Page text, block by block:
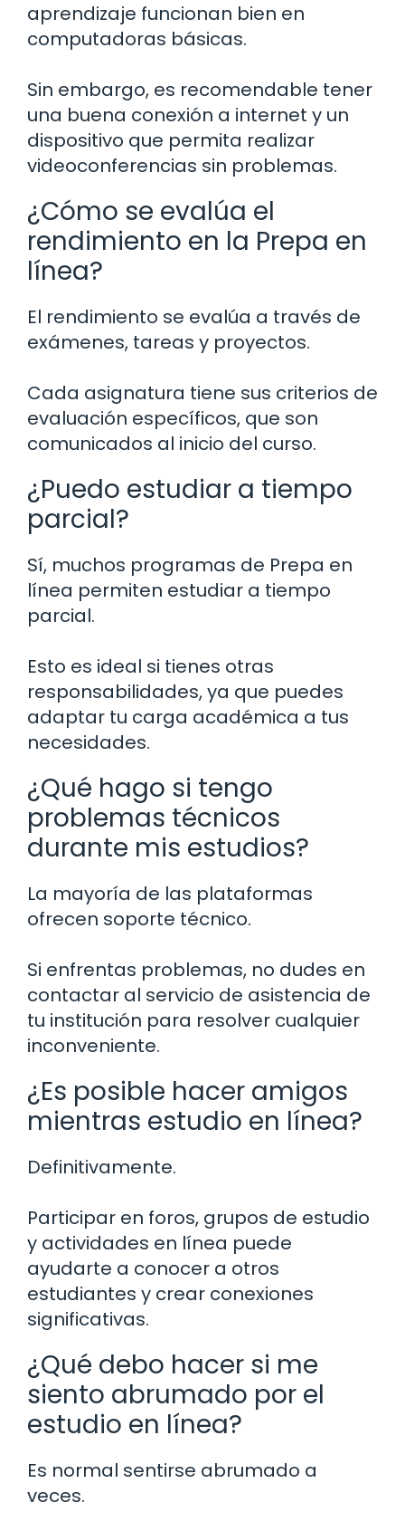
aprendizaje funcionan bien en
computadoras básicas.
Sin embargo, es recomendable tener
una buena conexión a internet y un
dispositivo que permita realizar
videoconferencias sin problemas.
¿Cómo se evalúa el
rendimiento en la Prepa en
línea?
El rendimiento se evalúa a través de
exámenes, tareas y proyectos.
Cada asignatura tiene sus criterios de
evaluación específicos, que son
comunicados al inicio del curso.
¿Puedo estudiar a tiempo
parcial?
Sí, muchos programas de Prepa en
línea permiten estudiar a tiempo
parcial.
Esto es ideal si tienes otras
responsabilidades, ya que puedes
adaptar tu carga académica a tus
necesidades.
¿Qué hago si tengo
problemas técnicos
durante mis estudios?
La mayoría de las plataformas
ofrecen soporte técnico.
Si enfrentas problemas, no dudes en
contactar al servicio de asistencia de
tu institución para resolver cualquier
inconveniente.
¿Es posible hacer amigos
mientras estudio en línea?
Definitivamente.
Participar en foros, grupos de estudio
y actividades en línea puede
ayudarte a conocer a otros
estudiantes y crear conexiones
significativas.
¿Qué debo hacer si me
siento abrumado por el
estudio en línea?
Es normal sentirse abrumado a
veces.